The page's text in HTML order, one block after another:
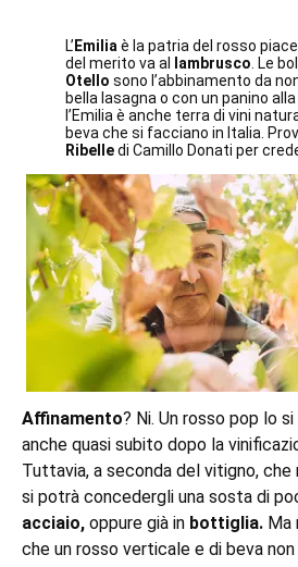
L’ Emilia è la patria del rosso
del merito va al
lambrusco . Le
Otello sono l’abbinamento da
bella lasagna o con un panino
l’Emilia è anche terra di vini
beva che si facciano in Italia.
Ribelledi Camillo Donati per
Affinamento? Ni. Un rosso pop lo
anche quasi subito dopo la
Tuttavia, a seconda del vitigno, che
si potrà concedergli una sosta di
acciaio, oppure già in bottiglia. Ma
che un rosso verticale e di beva